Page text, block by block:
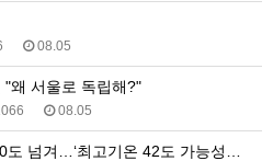
08.05
왜 서울로 독립해?"
08.05
도 넘겨…‘최고기온 42도 가능성…